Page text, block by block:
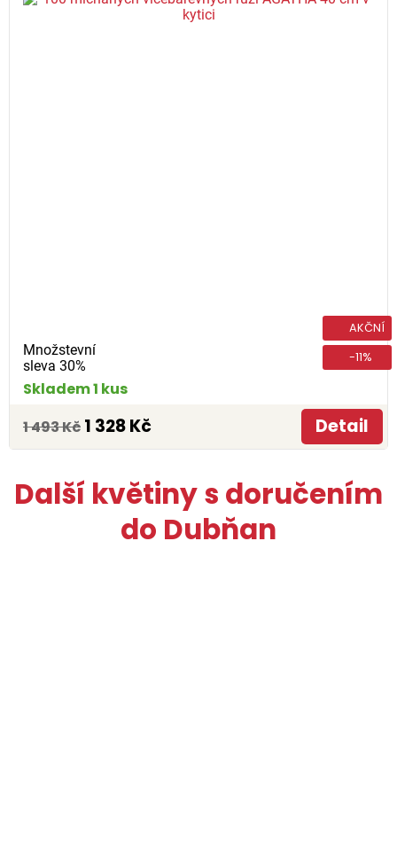
Množstevní
sleva 30%
AKČNÍ
-11%
Skladem 1 kus
1 493 Kč 1 328 Kč Detail
Další květiny s doručením
do Dubňan